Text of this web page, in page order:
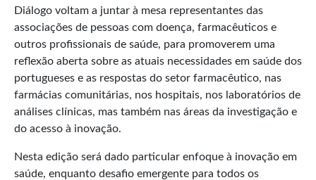
Diálogo voltam a juntar à mesa representantes das
associações de pessoas com doença, farmacêuticos e
outros profissionais de saúde, para promoverem uma
reflexão aberta sobre as atuais necessidades em saúde dos
portugueses e as respostas do setor farmacêutico, nas
farmácias comunitárias, nos hospitais, nos laboratórios de
análises clínicas, mas também nas áreas da investigação e
do acesso à inovação.
Nesta edição será dado particular enfoque à inovação em
saúde, enquanto desafio emergente para todos os